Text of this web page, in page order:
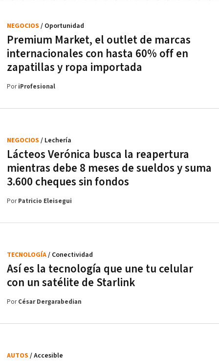
Premium Market, el outlet de marcas
internacionales con hasta 60% off en
zapatillas y ropa importada
NEGOCIOS / Oportunidad
PoriProfesional
Lácteos Verónica busca la reapertura
mientras debe 8 meses de sueldos y suma
3.600 cheques sin fondos
NEGOCIOS / Lechería
PorPatricio Eleisegui
Así es la tecnología que une tu celular
con un satélite de Starlink
TECNOLOGÍA/ Conectividad
PorCésar Dergarabedian
AUTOS / Accesible